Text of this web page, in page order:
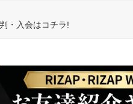
・入会はコチラ!